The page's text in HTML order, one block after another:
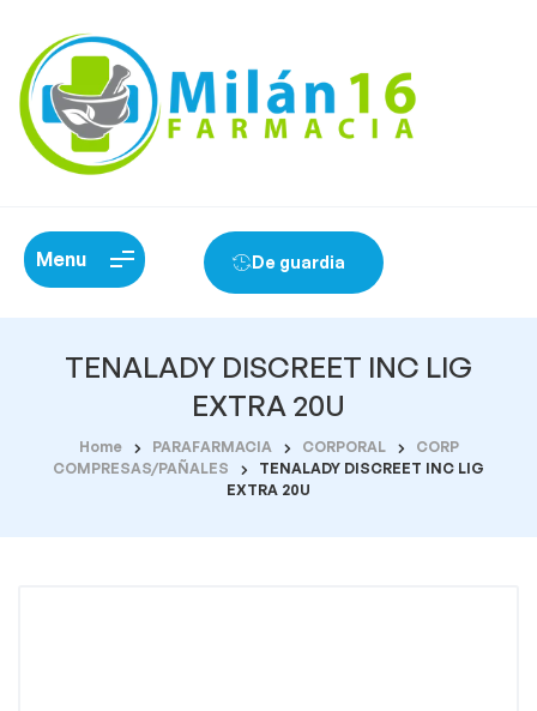
Menu De guardia
TENALADY DISCREET INC LIG
EXTRA 20U
Home PARAFARMACIA CORPORAL
CORP
COMPRESAS/PAÑALES
TENALADY DISCREET INC LIG
EXTRA 20U